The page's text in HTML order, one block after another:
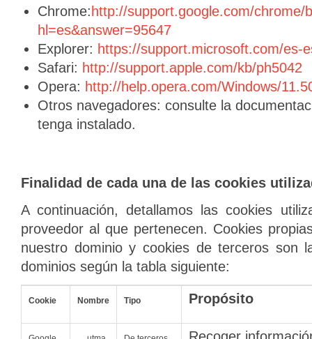
Chrome:http://support.google.com/chrome/
hl=es&answer=95647
Explorer: https://support.microsoft.com/es-
Safari: http://support.apple.com/kb/ph5042
Opera: http://help.opera.com/Windows/
Otros navegadores: consulte la
tenga instalado.
Finalidad de cada una de las cookies
A continuación, detallamos las cookies
proveedor al que pertenecen. Cookies
nuestro dominio y cookies de terceros son
dominios según la tabla siguiente:
Cookie Nombre Tipo Propósito
Recoger